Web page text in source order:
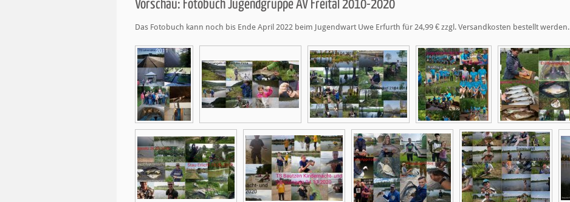
Vorschau: Fotobuch Jugendgruppe AV Freital 2010-2020
Das Fotobuch kann noch bis Ende April 2022 beim Jugendwart Uwe Erfurth für 24,99 € zzgl. Versandkosten bestellt werden.